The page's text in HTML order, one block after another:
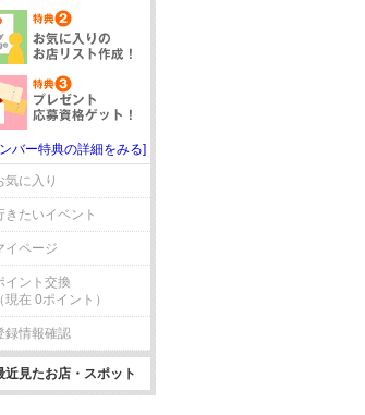
バー特典の詳細をみる]
気に入り
きたいイベント
イページ
イント交換
（現在 0ポイント）
録情報確認
近見たお店・スポット